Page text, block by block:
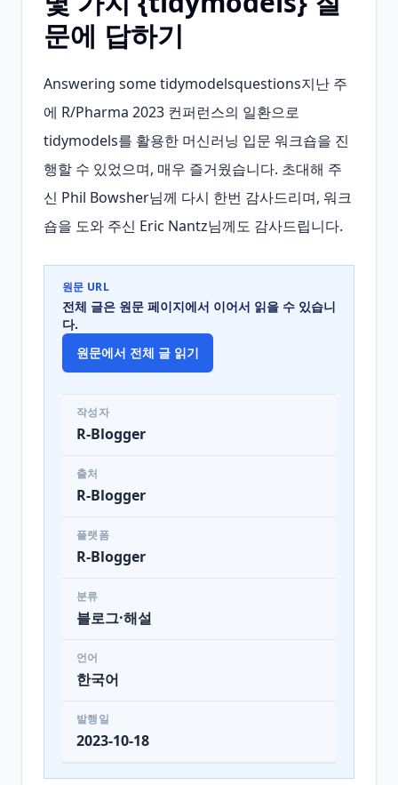
문에 답하기
Answering some tidymodelsquestions지난 주
에 R/Pharma 2023 컨퍼런스의 일환으로
tidymodels를 활용한 머신러닝 입문 워크숍을 진
행할 수 있었으며, 매우 즐거웠습니다. 초대해 주
신 Phil Bowsher님께 다시 한번 감사드리며, 워크
숍을 도와 주신 Eric Nantz님께도 감사드립니다.
원문 URL
전체 글은 원문 페이지에서 이어서 읽을 수 있습니
다.
원문에서 전체 글 읽기
작성자
R-Blogger
출처
R-Blogger
플랫폼
R-Blogger
분류
블로그·해설
언어
한국어
발행일
2023-10-18